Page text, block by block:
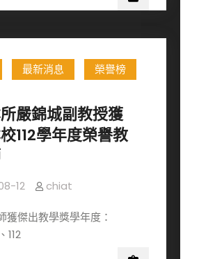
良
明
交
通
大
學
班
良
年
博
班
甄
試
招
生
113
最新消息 榮譽榜
嚴錦城副教授獲
112學年度榮譽教
12 chiat
獲傑出教學獎學年度：
112